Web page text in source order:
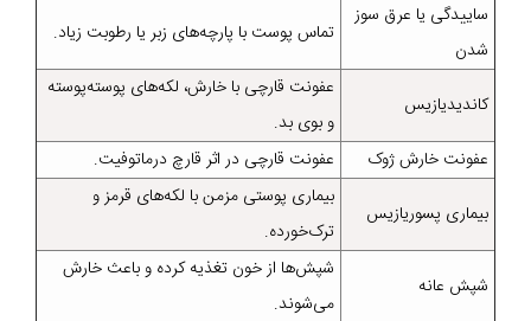
ساییدگی یا عرق سوز
شدن
تماس پوست با پارچه‌های زبر یا رطوبت زیاد.
کاندیدیازیس
عفونت قارچی با خارش، لکه‌های پوسته‌پوسته
و بوی بد.
عفونت خارش ژوک
عفونت قارچی در اثر قارچ درماتوفیت.
بیماری پسوریازیس
بیماری پوستی مزمن با لکه‌های قرمز و
ترک‌خورده.
شپش عانه
شپش‌ها از خون تغذیه کرده و باعث خارش
می‌شوند.